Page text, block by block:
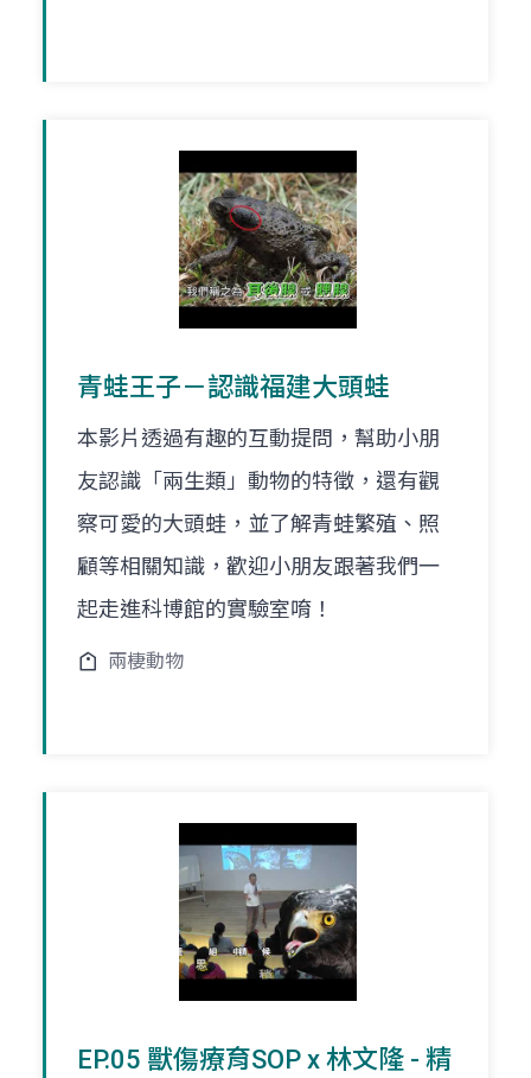
青蛙王子－認識福建大頭蛙
本影片透過有趣的互動提問，幫助小朋
友認識「兩生類」動物的特徵，還有觀
察可愛的大頭蛙，並了解青蛙繁殖、照
顧等相關知識，歡迎小朋友跟著我們一
起走進科博館的實驗室唷！
兩棲動物
EP.05 獸傷療育SOP x 林文隆 - 精